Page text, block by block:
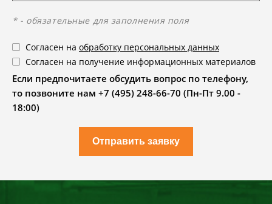
* - обязательные для заполнения поля
Согласен на обработку персональных данных
Согласен на получение информационных материалов
Если предпочитаете обсудить вопрос по телефону,
то позвоните нам +7 (495) 248-66-70 (Пн-Пт 9.00 -
18:00)
Отправить заявку